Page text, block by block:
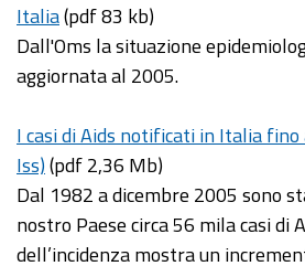
Italia(pdf 83 kb)
Dall'Oms la situazione
aggiornata al 2005.
I casi di Aids notificati in Italia
Iss)(pdf 2,36 Mb)
Dal 1982 a dicembre 2005 sono
nostro Paese circa 56 mila casi di
dell’incidenza mostra un